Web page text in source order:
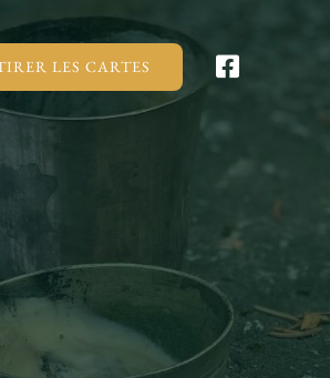
LES CARTES